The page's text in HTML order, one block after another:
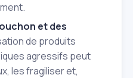
et des
de produits
agressifs peut
les fragiliser et,